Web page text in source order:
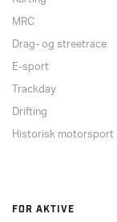
MRC
Drag- og streetrace
E-sport
Trackday
Drifting
Historisk motorsport
FOR AKTIVE